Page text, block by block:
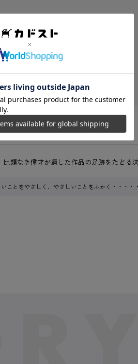
類なき偉才が遺した作品の足跡をたどる決
ことをやさしく、やさしいことをふかく・・・・